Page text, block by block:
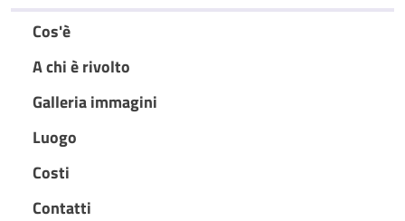
Cos'è
A chi è rivolto
Galleria immagini
Luogo
Costi
Contatti